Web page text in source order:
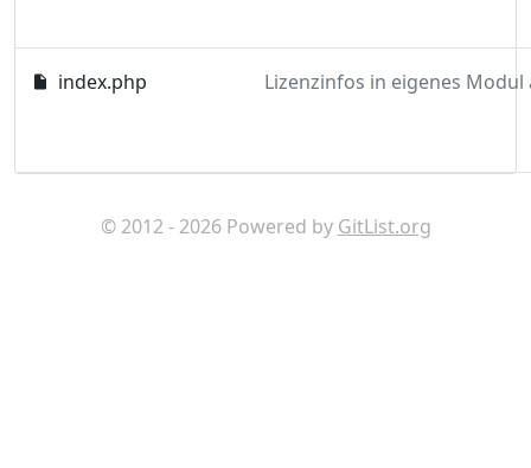
index.php
© 2012 - 2026 Powered by GitList.org